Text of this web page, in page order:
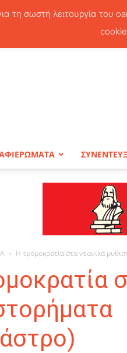
Η τρομοκρατία στα νεανικά
τη σωστή λειτουργία του